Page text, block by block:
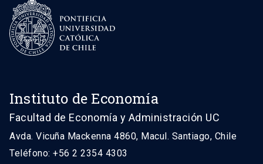
Instituto de Economía
Facultad de Economía y Administración UC
Avda. Vicuña Mackenna 4860, Macul. Santiago, Chile
Teléfono: +56 2 2354 4303